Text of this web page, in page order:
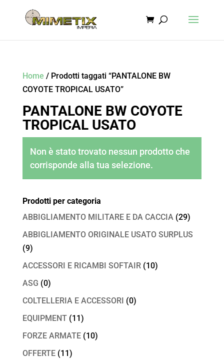
Home / Prodotti taggati “PANTALONE BW
COYOTE TROPICAL USATO”
PANTALONE BW COYOTE
TROPICAL USATO
Non è stato trovato nessun prodotto che
corrisponde alla tua selezione.
Prodotti per categoria
ABBIGLIAMENTO MILITARE E DA CACCIA (29)
ABBIGLIAMENTO ORIGINALE USATO SURPLUS
(9)
ACCESSORI E RICAMBI SOFTAIR (10)
ASG (0)
COLTELLERIA E ACCESSORI (0)
EQUIPMENT (11)
FORZE ARMATE (10)
OFFERTE (11)